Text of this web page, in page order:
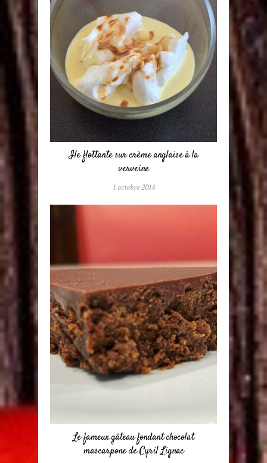
Ile flottante sur crème anglaise à la
verveine
1 octobre 2014
Le fameux gâteau fondant chocolat
mascarpone de Cyril Lignac